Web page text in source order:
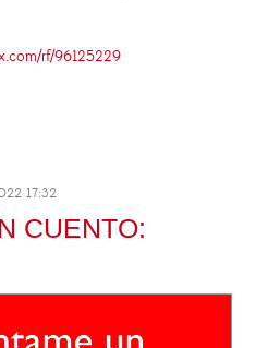
rf/96125229
17:32
CUENTO: